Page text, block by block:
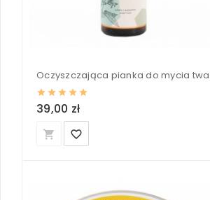
39,00 zł
local_grocery_store favorite_border